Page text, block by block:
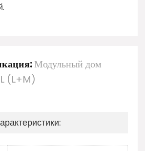
Модульный дом
(L+M)